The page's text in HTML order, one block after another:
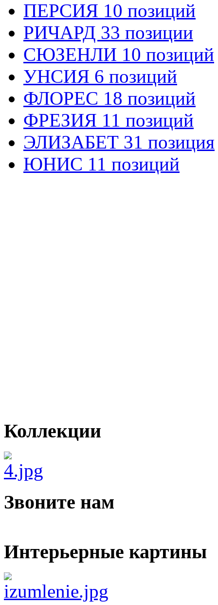
ПЕРСИЯ 10 позиций
РИЧАРД 33 позиции
СЮЗЕНЛИ 10 позиций
УНСИЯ 6 позиций
ФЛОРЕС 18 позиций
ФРЕЗИЯ 11 позиций
ЭЛИЗАБЕТ 31 позиция
ЮНИС 11 позиций
Коллекции
Звоните нам
Интерьерные картины